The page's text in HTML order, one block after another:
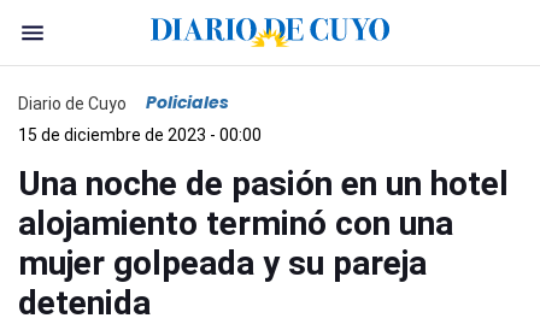
Diario de Cuyo Policiales
15 de diciembre de 2023 - 00:00
Una noche de pasión en un hotel
alojamiento terminó con una
mujer golpeada y su pareja
detenida